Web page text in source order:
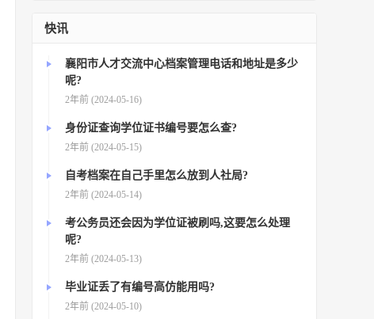
快讯
襄阳市人才交流中心档案管理电话和地址是多少
呢?
2年前 (2024-05-16)
身份证查询学位证书编号要怎么查?
2年前 (2024-05-15)
自考档案在自己手里怎么放到人社局?
2年前 (2024-05-14)
考公务员还会因为学位证被刷吗,这要怎么处理
呢?
2年前 (2024-05-13)
毕业证丢了有编号高仿能用吗?
2年前 (2024-05-10)